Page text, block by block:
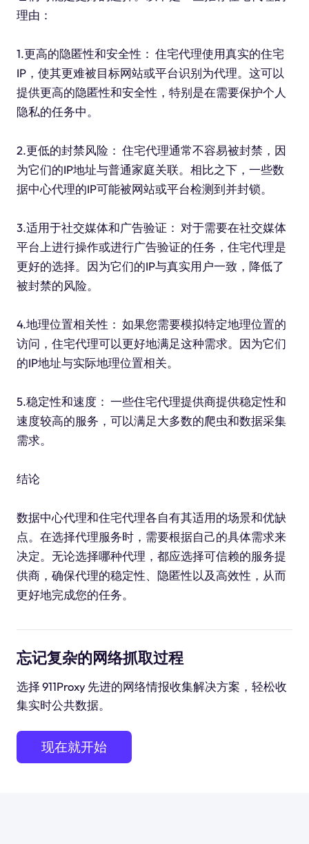
理由：
1.更高的隐匿性和安全性： 住宅代理使用真实的住宅
IP，使其更难被目标网站或平台识别为代理。这可以
提供更高的隐匿性和安全性，特别是在需要保护个人
隐私的任务中。
2.更低的封禁风险： 住宅代理通常不容易被封禁，因
为它们的IP地址与普通家庭关联。相比之下，一些数
据中心代理的IP可能被网站或平台检测到并封锁。
3.适用于社交媒体和广告验证： 对于需要在社交媒体
平台上进行操作或进行广告验证的任务，住宅代理是
更好的选择。因为它们的IP与真实用户一致，降低了
被封禁的风险。
4.地理位置相关性： 如果您需要模拟特定地理位置的
访问，住宅代理可以更好地满足这种需求。因为它们
的IP地址与实际地理位置相关。
5.稳定性和速度： 一些住宅代理提供商提供稳定性和
速度较高的服务，可以满足大多数的爬虫和数据采集
需求。
结论
数据中心代理和住宅代理各自有其适用的场景和优缺
点。在选择代理服务时，需要根据自己的具体需求来
决定。无论选择哪种代理，都应选择可信赖的服务提
供商，确保代理的稳定性、隐匿性以及高效性，从而
更好地完成您的任务。
忘记复杂的网络抓取过程
选择 911Proxy 先进的网络情报收集解决方案，轻松收
集实时公共数据。
现在就开始